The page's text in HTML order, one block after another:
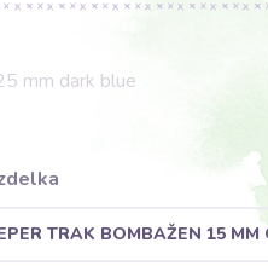
mm dark blue
TRAK BOMBAŽEN 15 MM